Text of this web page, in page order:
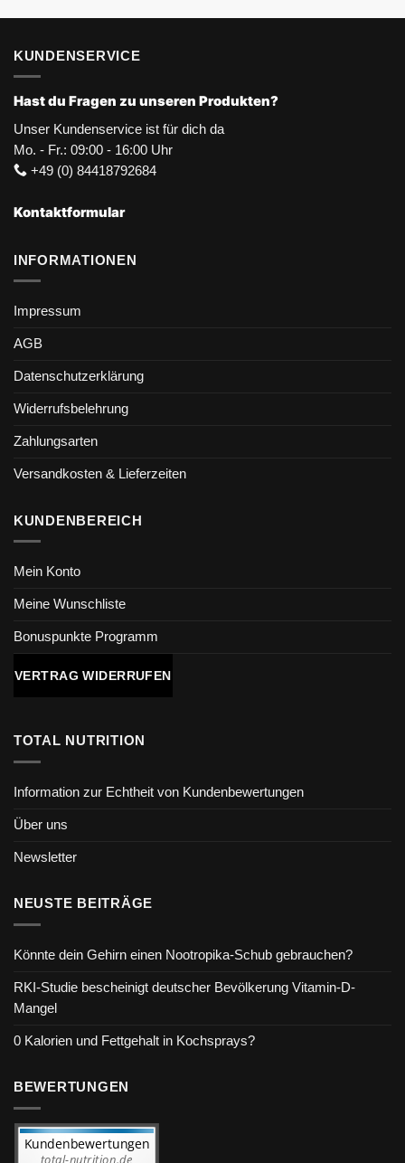
KUNDENSERVICE
Hast du Fragen zu unseren Produkten?
Unser Kundenservice ist für dich da
Mo. - Fr.: 09:00 - 16:00 Uhr
+49 (0) 84418792684
Kontaktformular
INFORMATIONEN
Impressum
AGB
Datenschutzerklärung
Widerrufsbelehrung
Zahlungsarten
Versandkosten & Lieferzeiten
KUNDENBEREICH
Mein Konto
Meine Wunschliste
Bonuspunkte Programm
VERTRAG WIDERRUFEN
TOTAL NUTRITION
Information zur Echtheit von Kundenbewertungen
Über uns
Newsletter
NEUSTE BEITRÄGE
Könnte dein Gehirn einen Nootropika-Schub gebrauchen?
RKI-Studie bescheinigt deutscher Bevölkerung Vitamin-D-
Mangel
0 Kalorien und Fettgehalt in Kochsprays?
BEWERTUNGEN